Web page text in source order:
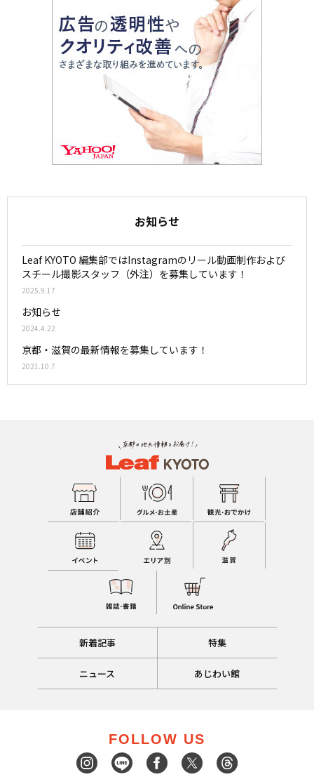
お知らせ
Leaf KYOTO 編集部ではInstagramのリール動画制作および
スチール撮影スタッフ（外注）を募集しています！
2025.9.17
お知らせ
2024.4.22
京都・滋賀の最新情報を募集しています！
2021.10.7
新着記事 特集
ニュース あじわい館
FOLLOW US